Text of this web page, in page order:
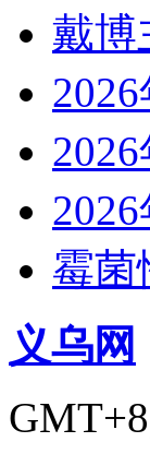
戴博
霉菌
义乌网